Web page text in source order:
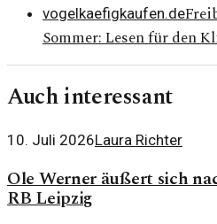
vogelkaefigkaufen.de
Sommer: Lesen für den
Auch interessant
10. Juli 2026Laura Richter
Ole Werner äußert sich
RB Leipzig